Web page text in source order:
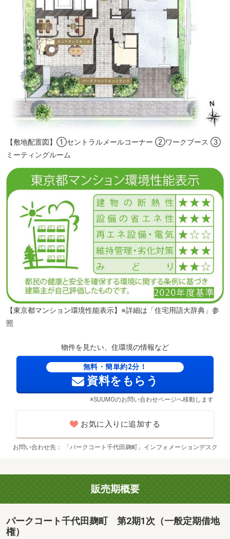
千鳥ヶ淵公園（徒歩3分）
北の丸公園（徒歩11分）
千代田区役所麹町出張所（徒歩5分）
【敷地配置図】①セントラルメールコーナー ②ワークブース ③
ミーティングルーム
【東京都マンション環境性能表示】※詳細は「住宅用語大辞典」参
照
物件を見たい、住環境の情報など
無料・簡単約2分！
資料をもらう
※SUUMOのお問い合わせページへ移動します
お気に入りに追加する
お問い合わせ先 「パークコート千代田麹町」インフォメーションデスク
販売期概要
パークコート千代田麹町 第2期1次（一般定期借地
権）